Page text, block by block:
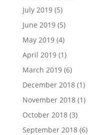
July 2019(5)
June 2019(5)
May 2019(4)
April 2019(1)
March 2019(6)
December 2018(1)
November 2018(1)
October 2018(3)
September 2018(6)